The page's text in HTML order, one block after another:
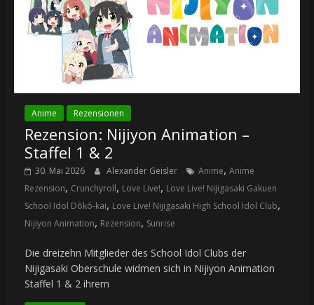
Anime Rezensionen
Rezension: Nijiyon Animation –
Staffel 1 & 2
30. Mai 2026 Alexander Geisler Anime, Anime
Rezension, Crunchyroll, Love Live!, Love Live! Nijigasaki Gakuen
School Idol Dōkō-kai, Love Live! Nijigasaki High School Idol Club,
Nijiyon Animation, Rezension, Sunrise
Die dreizehn Mitglieder des School Idol Clubs der
Nijigasaki Oberschule widmen sich in Nijiyon Animation
Staffel 1 & 2 ihrem